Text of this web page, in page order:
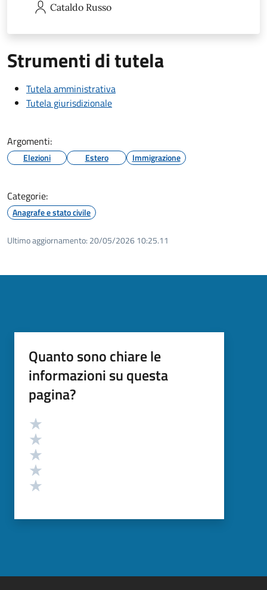
Cataldo Russo
Strumenti di tutela
Tutela amministrativa
Tutela giurisdizionale
Argomenti:
Elezioni Estero Immigrazione
Categorie:
Anagrafe e stato civile
Ultimo aggiornamento: 20/05/2026 10:25.11
Quanto sono chiare le
informazioni su questa
pagina?
Valutazione